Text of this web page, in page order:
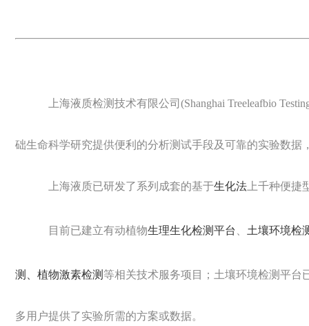
上海液质检测技术有限公司(Shanghai Treeleafbio
础生命科学研究提供便利的分析测试手段及可靠的实验数
上海液质已研发了系列成套的基于生化法 上千种便
目前已建立有动植物生理生化检测平台 土壤环境检
测、 植物激素检测 等相关技术服务项目；土壤环境检测平台
多用户提供了实验所需的方案或数据。